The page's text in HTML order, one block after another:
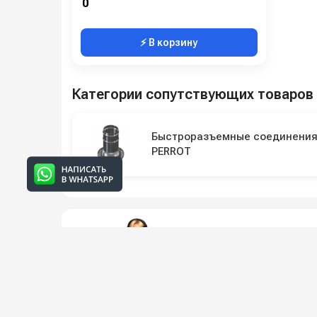
0
⚡ В корзину
Категории сопутствующих товаров
Быстроразъемные соединения
PERROT